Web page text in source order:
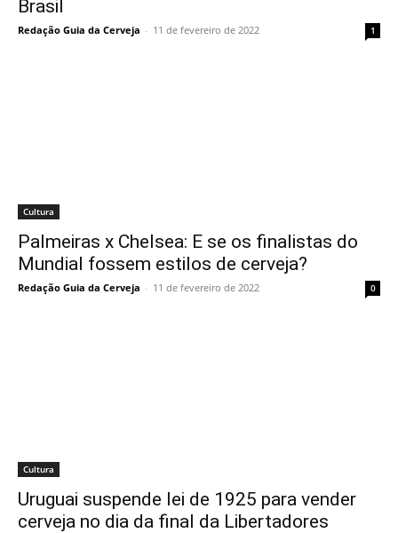
Brasil
Redação Guia da Cerveja - 11 de fevereiro de 2022 1
Cultura
Palmeiras x Chelsea: E se os finalistas do
Mundial fossem estilos de cerveja?
Redação Guia da Cerveja - 11 de fevereiro de 2022 0
Cultura
Uruguai suspende lei de 1925 para vender
cerveja no dia da final da Libertadores